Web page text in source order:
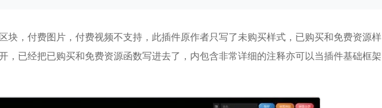
块，付费图片，付费视频不支持，此插件原作者只写了未购买样式，已购买和免费资源样
，已经把已购买和免费资源函数写进去了，内包含非常详细的注释亦可以当插件基础框架